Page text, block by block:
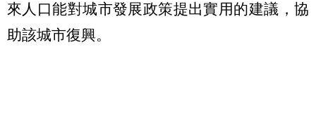
來人口能對城市發展政策提出實用的建議，協
助該城市復興。